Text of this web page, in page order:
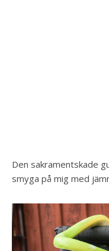
Den sakramentskade
smyga på mig med